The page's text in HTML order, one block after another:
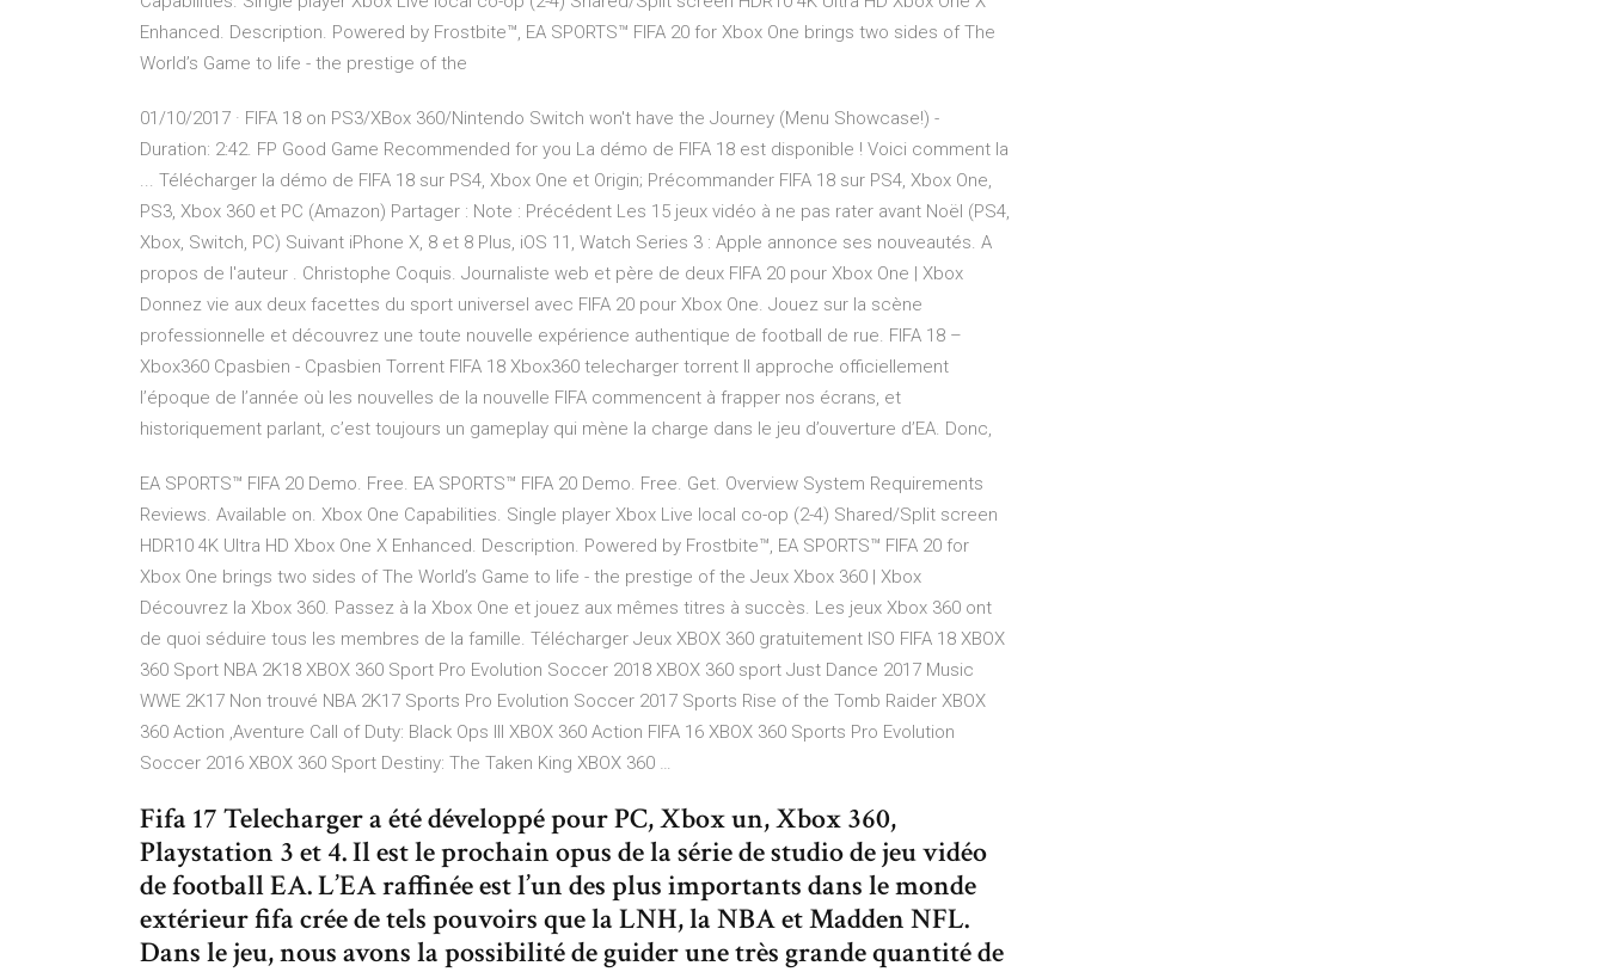
Enhanced. Description. Powered by Frostbite™, EA SPORTS™ FIFA 20 for Xbox One brings two sides of The
World’s Game to life - the prestige of the
01/10/2017 · FIFA 18 on PS3/XBox 360/Nintendo Switch won't have the Journey (Menu Showcase!) -
Duration: 2:42. FP Good Game Recommended for you La démo de FIFA 18 est disponible ! Voici comment la
... Télécharger la démo de FIFA 18 sur PS4, Xbox One et Origin; Précommander FIFA 18 sur PS4, Xbox One,
PS3, Xbox 360 et PC (Amazon) Partager : Note : Précédent Les 15 jeux vidéo à ne pas rater avant Noël (PS4,
Xbox, Switch, PC) Suivant iPhone X, 8 et 8 Plus, iOS 11, Watch Series 3 : Apple annonce ses nouveautés. A
propos de l'auteur . Christophe Coquis. Journaliste web et père de deux FIFA 20 pour Xbox One | Xbox
Donnez vie aux deux facettes du sport universel avec FIFA 20 pour Xbox One. Jouez sur la scène
professionnelle et découvrez une toute nouvelle expérience authentique de football de rue. FIFA 18 –
Xbox360 Cpasbien - Cpasbien Torrent FIFA 18 Xbox360 telecharger torrent Il approche officiellement
l’époque de l’année où les nouvelles de la nouvelle FIFA commencent à frapper nos écrans, et
historiquement parlant, c’est toujours un gameplay qui mène la charge dans le jeu d’ouverture d’EA. Donc,
EA SPORTS™ FIFA 20 Demo. Free. EA SPORTS™ FIFA 20 Demo. Free. Get. Overview System Requirements
Reviews. Available on. Xbox One Capabilities. Single player Xbox Live local co-op (2-4) Shared/Split screen
HDR10 4K Ultra HD Xbox One X Enhanced. Description. Powered by Frostbite™, EA SPORTS™ FIFA 20 for
Xbox One brings two sides of The World’s Game to life - the prestige of the Jeux Xbox 360 | Xbox
Découvrez la Xbox 360. Passez à la Xbox One et jouez aux mêmes titres à succès. Les jeux Xbox 360 ont
de quoi séduire tous les membres de la famille. Télécharger Jeux XBOX 360 gratuitement ISO FIFA 18 XBOX
360 Sport NBA 2K18 XBOX 360 Sport Pro Evolution Soccer 2018 XBOX 360 sport Just Dance 2017 Music
WWE 2K17 Non trouvé NBA 2K17 Sports Pro Evolution Soccer 2017 Sports Rise of the Tomb Raider XBOX
360 Action ,Aventure Call of Duty: Black Ops III XBOX 360 Action FIFA 16 XBOX 360 Sports Pro Evolution
Soccer 2016 XBOX 360 Sport Destiny: The Taken King XBOX 360 …
Fifa 17 Telecharger a été développé pour PC, Xbox un, Xbox 360,
Playstation 3 et 4. Il est le prochain opus de la série de studio de jeu vidéo
de football EA. L’EA raffinée est l’un des plus importants dans le monde
extérieur fifa crée de tels pouvoirs que la LNH, la NBA et Madden NFL.
Dans le jeu, nous avons la possibilité de guider une très grande quantité de